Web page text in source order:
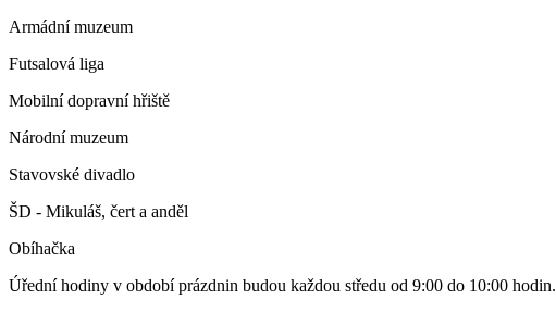
Armádní muzeum
Futsalová liga
Mobilní dopravní hřiště
Národní muzeum
Stavovské divadlo
ŠD - Mikuláš, čert a anděl
Obíhačka
Úřední hodiny v období prázdnin budou každou středu od 9:00 do 10:00 hodin.